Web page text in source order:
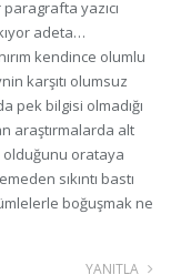
yazıcı
adeta…
kendince olumlu
karşıtı olumsuz
pek bilgisi olmadığı
araştırmalarda alt
olduğunu orataya
sıkıntı bastı
boğuşmak ne
YANITLA